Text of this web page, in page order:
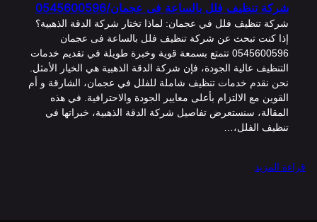
شركة تنظيف فلل بالساعة فى عجمان/0545600596
شركة تنظيف فلل في عجمان: لماذا تختار شركة الدقة الذهبية؟
إذا كنت تبحث عن شركة تنظيف فلل بالساعة فى عجمان
0545600596 تتمتع بسمعة قوية وخبرة طويلة في تقديم خدمات
التنظيف عالية الجودة، فإن شركة الدقة الذهبية هي الخيار الأمثل.
نحن نقدم خدمات تنظيف شاملة للفلل في عجمان، الشارقة و أم
القوين مع الالتزام بأعلى معايير الجودة والاحترافية. في هذه
المقالة، سنستعرض تفاصيل شركة الدقة الذهبية، خبراتها في
تنظيف الفلل،…
قراءة المزيد